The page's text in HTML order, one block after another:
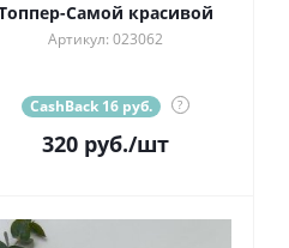
Самой красивой
Артикул: 023062
CashBack 16 руб. ?
320руб./шт